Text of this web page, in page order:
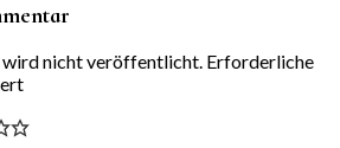
nicht veröffentlicht. Erforderliche